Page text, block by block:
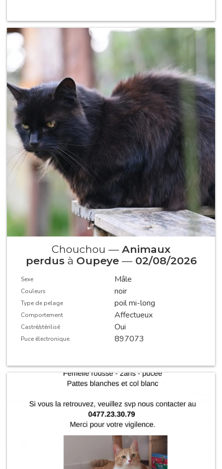
Chouchou — Animaux
perdusà Oupeye— 02/08/2026
Sexe Mâle
Couleurs noir
Type de pelage poil mi-long
Comportement Affectueux
Castré/stérilisé Oui
Puce électronique 897073